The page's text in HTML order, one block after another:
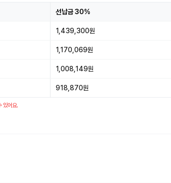
선납금 30%
1,439,300원
1,170,069원
1,008,149원
918,870원
있어요.